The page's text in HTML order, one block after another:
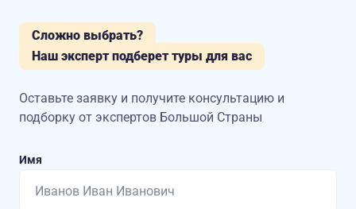
Сложно выбрать?
Наш эксперт подберет туры для вас
Оставьте заявку и получите консультацию и
подборку от экспертов Большой Страны
Имя